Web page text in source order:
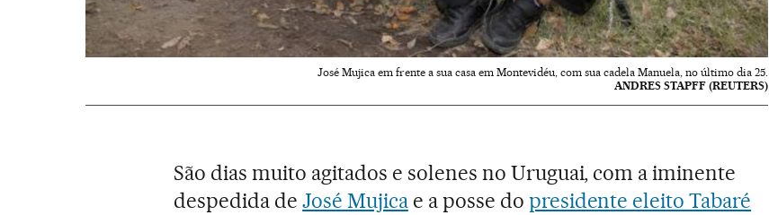
José Mujica em frente a sua casa em Montevidéu, com sua cadela Manuela, no último dia 25.
ANDRES STAPFF (REUTERS)
São dias muito agitados e solenes no Uruguai, com a iminente
despedida deJosé Mujicae a posse do presidente eleito Tabaré